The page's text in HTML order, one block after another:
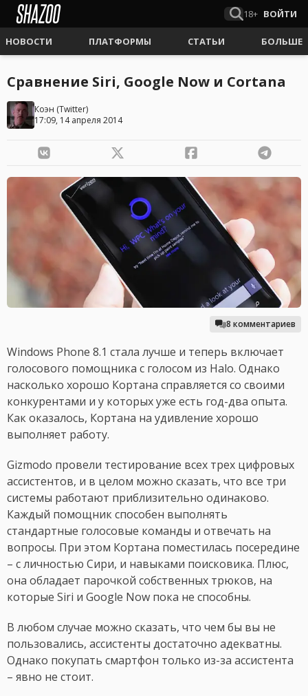
18+ ВОЙТИ
НОВОСТИ ПЛАТФОРМЫ СТАТЬИ БОЛЬШЕ
Сравнение Siri, Google Now и Cortana
Коэн (Twitter)
17:09, 14 апреля 2014
8 комментариев
Windows Phone 8.1 стала лучше и теперь включает
голосового помощника с голосом из Halo. Однако
насколько хорошо Кортана справляется со своими
конкурентами и у которых уже есть год-два опыта.
Как оказалось, Кортана на удивление хорошо
выполняет работу.
Gizmodo провели тестирование всех трех цифровых
ассистентов, и в целом можно сказать, что все три
системы работают приблизительно одинаково.
Каждый помощник способен выполнять
стандартные голосовые команды и отвечать на
вопросы. При этом Кортана поместилась посередине
– с личностью Сири, и навыками поисковика. Плюс,
она обладает парочкой собственных трюков, на
которые Siri и Google Now пока не способны.
В любом случае можно сказать, что чем бы вы не
пользовались, ассистенты достаточно адекватны.
Однако покупать смартфон только из-за ассистента
– явно не стоит.